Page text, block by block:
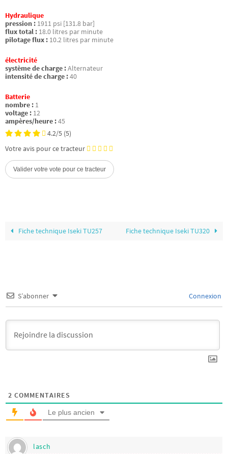
Hydraulique
pression : 1911 psi [131.8 bar]
flux total : 18.0 litres par minute
pilotage flux : 10.2 litres par minute
électricité
système de charge :Alternateur
intensité de charge :40
Batterie
nombre : 1
voltage : 12
ampères/heure :45
4.2/5 (5)
Votre avis pour ce tracteur
Fiche technique Iseki TU257 Fiche technique Iseki TU320
S’abonner Connexion
2 COMMENTAIRES
Le plus ancien
lasch